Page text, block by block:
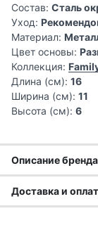
Состав: Сталь
Уход:
Материал:
Цвет основы:
Коллекция:
Длина (см): 16
Ширина (см): 11
Высота (см): 6
Описание бренда
Доставка и